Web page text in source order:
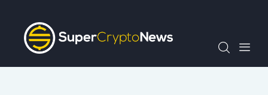
Chỉ Số SCN30
Tin Tức
Quan Điểm